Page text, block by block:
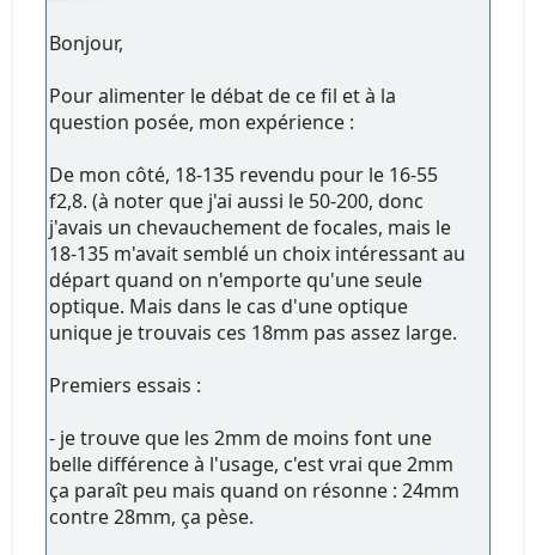
Bonjour,
Pour alimenter le débat de ce fil et à la
question posée, mon expérience :
De mon côté, 18-135 revendu pour le 16-55
f2,8. (à noter que j'ai aussi le 50-200, donc
j'avais un chevauchement de focales, mais le
18-135 m'avait semblé un choix intéressant au
départ quand on n'emporte qu'une seule
optique. Mais dans le cas d'une optique
unique je trouvais ces 18mm pas assez large.
Premiers essais :
- je trouve que les 2mm de moins font une
belle différence à l'usage, c'est vrai que 2mm
ça paraît peu mais quand on résonne : 24mm
contre 28mm, ça pèse.